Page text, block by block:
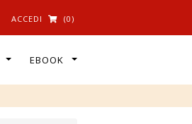
ACCEDI (0)
EBOOK